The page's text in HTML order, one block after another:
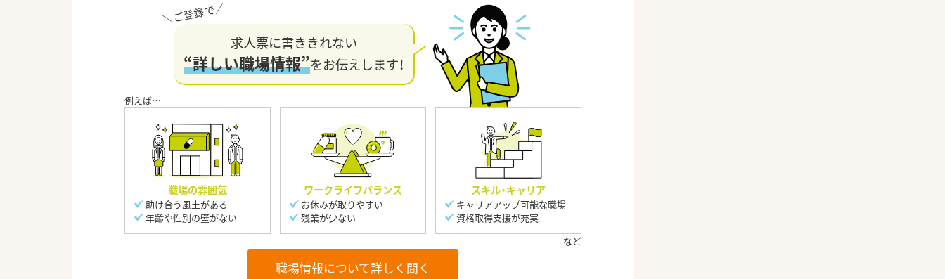
求人票に書ききれない
“詳しい職場情報”をお伝えします！
職場の雰囲気
助け合う風土がある
年齢や性別の壁がない
ワークライフバランス
お休みが取りやすい
残業が少ない
スキル・キャリア
キャリアアップ可能な職場
資格取得支援が充実
職場情報について詳しく聞く